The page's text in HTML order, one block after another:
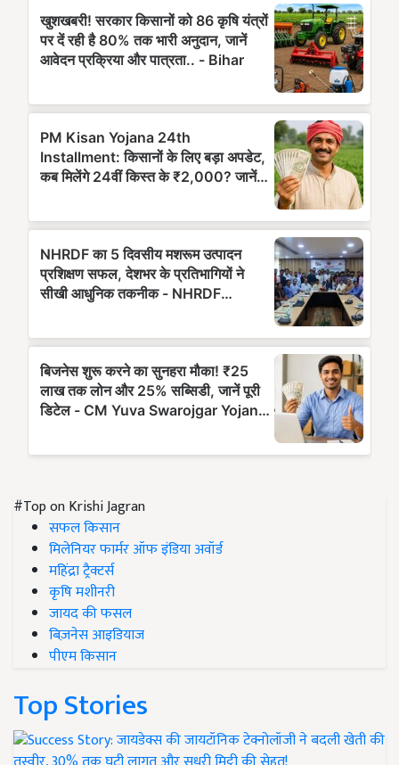
#Top on Krishi Jagran
सफल किसान
मिलेनियर फार्मर ऑफ इंडिया अवॉर्ड
महिंद्रा ट्रैक्टर्स
कृषि मशीनरी
जायद की फसल
बिज़नेस आइडियाज
पीएम किसान
Top Stories